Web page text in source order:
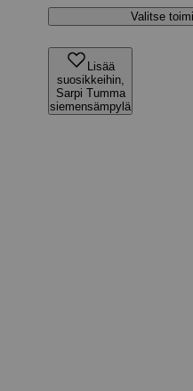
Valitse
Lisää
suosikkeihin,
Sarpi Tumma
siemensämpylä